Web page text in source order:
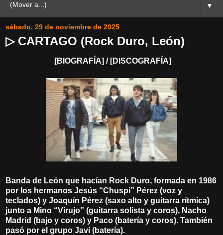
▼
sábado, 29 de noviembre de 2025
▷ CARTAGO (Rock Duro, León)
[BIOGRAFÍA] / [DISCOGRAFÍA]
Banda de León que hacían Rock Duro, formada en 1986
por los hermanos Jesús “Chuspi” Pérez (voz y
teclados) y Joaquín Pérez (saxo alto y guitarra rítmica)
junto a Mino “Virujo” (guitarra solista y coros), Nacho
Madrid (bajo y coros) y Paco (batería y coros). También
pasó por el grupo Javi (batería).